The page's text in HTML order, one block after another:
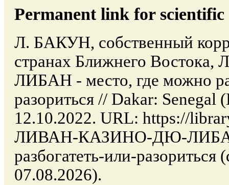
Permanent link for
Л. БАКУН, собственный
странах Ближнего
ЛИБАН - место, где можно
разориться // Dakar:
12.10.2022. URL: https://
ЛИВАН-КАЗИНО-ДЮ-
разбогатеть-или-разориться
07.08.2026).